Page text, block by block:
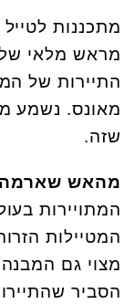
מתכננות
מראש מלאי של
התיירות של
מאונס. נשמע
שזה.
מהאש שארמה
המתויירות
המטיילות
מצוי גם
הסביר